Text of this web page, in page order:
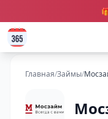
Главная/Займы/